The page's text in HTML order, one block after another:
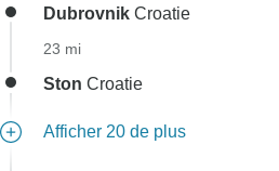
Dubrovnik Croatie
23 mi
Ston Croatie
Afficher 20 de plus